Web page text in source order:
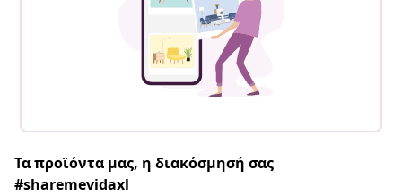
Τα προϊόντα μας, η διακόσμησή σας
#sharemevidaxl